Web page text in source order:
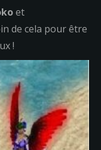
et
de cela pour être
!